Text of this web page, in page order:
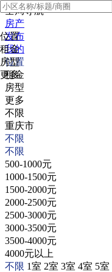
全局导航
房产
发布
我的
位置
租金
房型
更多
位置
租金
房型
更多
不限
重庆市
不限
不限
500-1000元
1000-1500元
1500-2000元
2000-2500元
2500-3000元
3000-3500元
3500-4000元
4000元以上
不限 1室 2室 3室 4室 5室